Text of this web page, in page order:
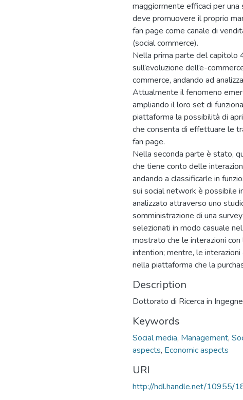
maggiormente efficaci per
deve promuovere il proprio
fan page come canale di
(social commerce).
Nella prima parte del capitolo
sull’evoluzione dell’e-
commerce, andando ad
Attualmente il fenomeno
ampliando il loro set di
piattaforma la possibilità di
che consenta di effettuare le
fan page.
Nella seconda parte è stato,
che tiene conto delle
andando a classificarle in
sui social network è possibile
analizzato attraverso uno
somministrazione di una
selezionati in modo casuale
mostrato che le interazioni
intention; mentre, le
nella piattaforma che la
Description
Dottorato di Ricerca in
Keywords
Social media, Management,
aspects, Economic aspects
URI
http://hdl.handle.net/10955/